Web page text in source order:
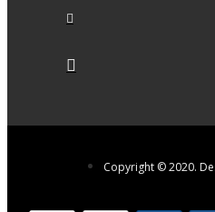
Copyright © 2020.